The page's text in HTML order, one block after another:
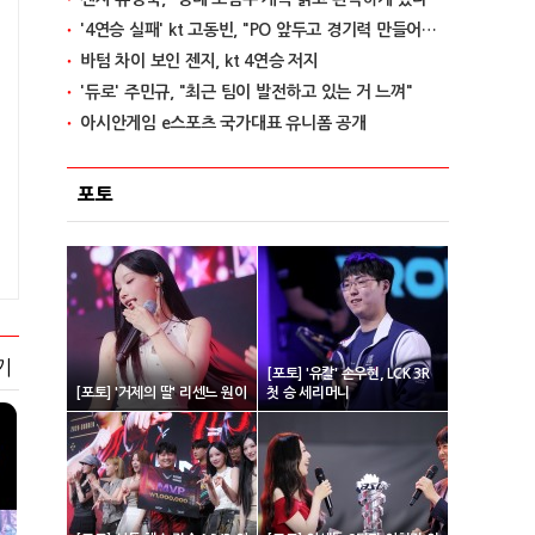
'4연승 실패' kt 고동빈, "PO 앞두고 경기력 만들어가는 단계"
바텀 차이 보인 젠지, kt 4연승 저지
'듀로' 주민규, "최근 팀이 발전하고 있는 거 느껴"
아시안게임 e스포츠 국가대표 유니폼 공개
포토
[포토] '거제의 딸' 리센느 원이
[포토] '유칼' 손우현, LCK 3R
첫 승 세리머니